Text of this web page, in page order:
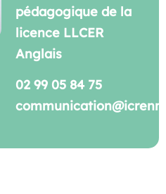
pédagogique de la
licence LLCER
Anglais
02 99 05 84 75